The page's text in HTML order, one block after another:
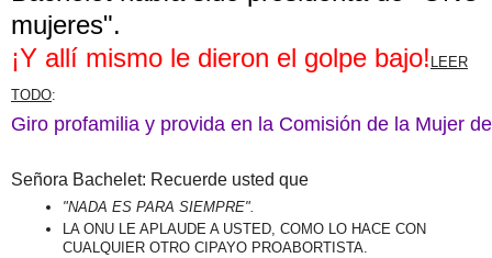
mujeres".
¡Y allí mismo le dieron el golpe bajo!
LEER
TODO:
Giro profamilia y provida en la Comisión de la Mujer
Señora Bachelet: Recuerde usted que
"NADA ES PARA SIEMPRE".
LA ONU LE APLAUDE A USTED, COMO LO HACE CON
CUALQUIER OTRO CIPAYO PROABORTISTA.